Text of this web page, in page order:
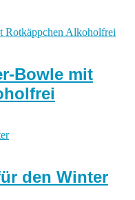
Bowle mit
den Winter